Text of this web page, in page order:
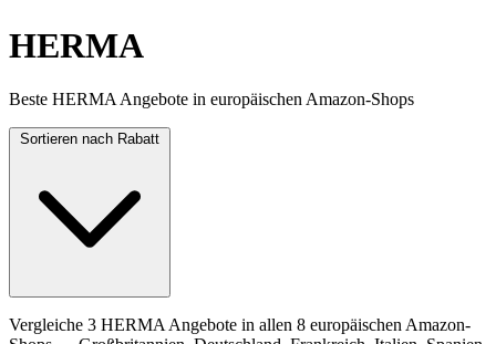
HERMA
Beste HERMA Angebote in europäischen Amazon-Shops
Sortieren nach Rabatt
Vergleiche 3 HERMA Angebote in allen 8 europäischen Amazon-